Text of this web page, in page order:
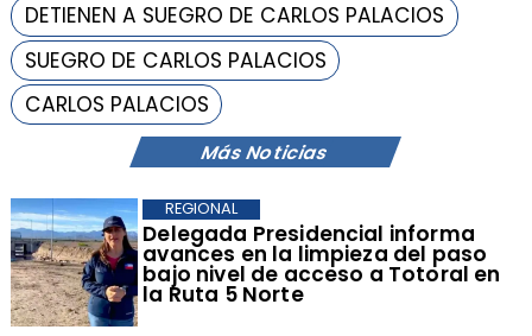
Más Noticias
​Delegada Presidencial informa
avances en la limpieza del paso
bajo nivel de acceso a Totoral en
la Ruta 5 Norte
REGIONAL
DETIENEN A SUEGRO DE CARLOS PALACIOS
SUEGRO DE CARLOS PALACIOS
CARLOS PALACIOS